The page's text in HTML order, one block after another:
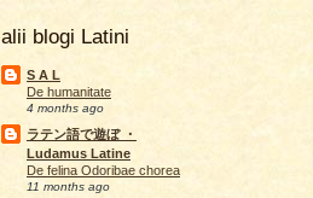
alii blogi Latini
S A L
De humanitate
4 months ago
ラテン語で遊ぼ ・
Ludamus Latine
De felina Odoribae chorea
11 months ago